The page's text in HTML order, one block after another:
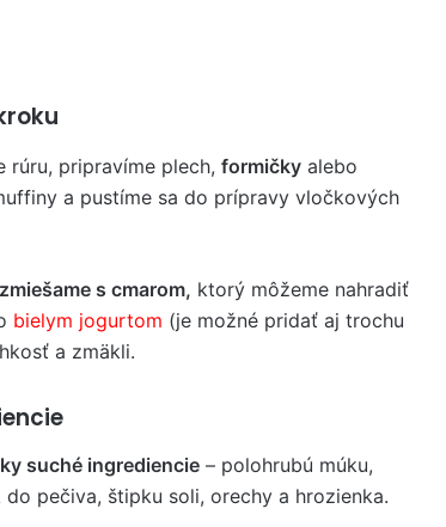
rúru, pripravíme plech, formičky alebo
a pustíme sa do prípravy vločkových
zmiešame s cmarom, ktorý môžeme nahradiť
bielym jogurtom (je možné pridať aj trochu
a zmäkli.
suché ingrediencie – polohrubú múku,
pečiva, štipku soli, orechy a hrozienka.